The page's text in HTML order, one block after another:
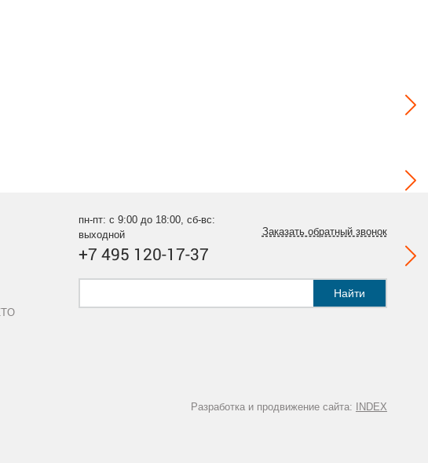
пн-пт: с 9:00 до 18:00, сб-вс:
выходной
+7 495 120-17-37
Заказать обратный звонок
Найти
Разработка и продвижение сайта: INDEX